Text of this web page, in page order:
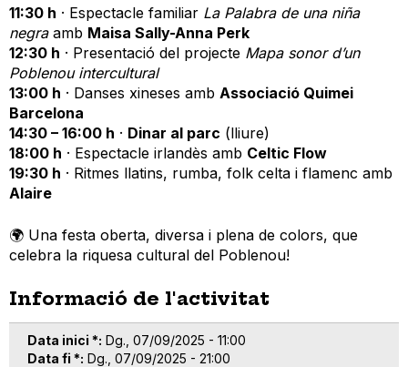
11:30 h · Espectacle familiar La Palabra de una niña
negraamb Maisa Sally-Anna Perk
12:30 h · Presentació del projecte Mapa sonor d’un
Poblenou intercultural
13:00 h · Danses xineses amb Associació Quimei
Barcelona
14:30 – 16:00 h · Dinar al parc (lliure)
18:00 h · Espectacle irlandès amb Celtic Flow
19:30 h · Ritmes llatins, rumba, folk celta i flamenc amb
Alaire
🌍 Una festa oberta, diversa i plena de colors, que
celebra la riquesa cultural del Poblenou!
Informació de l'activitat
Data inici * Dg., 07/09/2025 - 11:00
Data fi * Dg., 07/09/2025 - 21:00